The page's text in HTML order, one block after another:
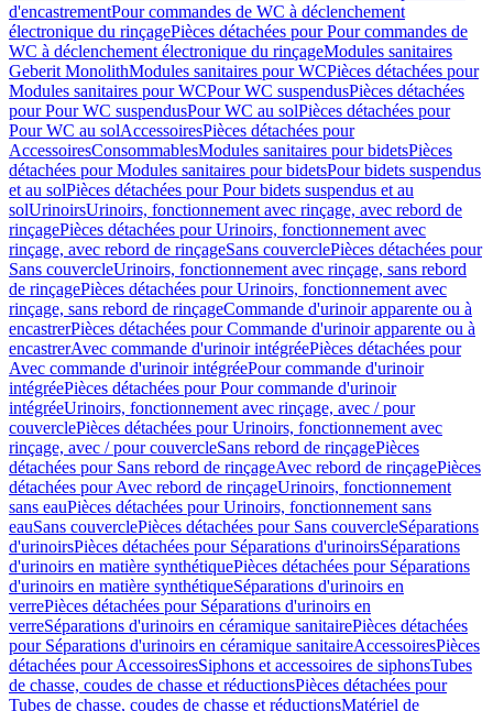
d'encastrementPour commandes de WC à déclenchement
électronique du rinçagePièces détachées pour Pour commandes de
WC à déclenchement électronique du rinçageModules sanitaires
Geberit MonolithModules sanitaires pour WCPièces détachées pour
Modules sanitaires pour WCPour WC suspendusPièces détachées
pour Pour WC suspendusPour WC au solPièces détachées pour
Pour WC au solAccessoiresPièces détachées pour
AccessoiresConsommablesModules sanitaires pour bidetsPièces
détachées pour Modules sanitaires pour bidetsPour bidets suspendus
et au solPièces détachées pour Pour bidets suspendus et au
solUrinoirsUrinoirs, fonctionnement avec rinçage, avec rebord de
rinçagePièces détachées pour Urinoirs, fonctionnement avec
rinçage, avec rebord de rinçageSans couverclePièces détachées pour
Sans couvercleUrinoirs, fonctionnement avec rinçage, sans rebord
de rinçagePièces détachées pour Urinoirs, fonctionnement avec
rinçage, sans rebord de rinçageCommande d'urinoir apparente ou à
encastrerPièces détachées pour Commande d'urinoir apparente ou à
encastrerAvec commande d'urinoir intégréePièces détachées pour
Avec commande d'urinoir intégréePour commande d'urinoir
intégréePièces détachées pour Pour commande d'urinoir
intégréeUrinoirs, fonctionnement avec rinçage, avec / pour
couverclePièces détachées pour Urinoirs, fonctionnement avec
rinçage, avec / pour couvercleSans rebord de rinçagePièces
détachées pour Sans rebord de rinçageAvec rebord de rinçagePièces
détachées pour Avec rebord de rinçageUrinoirs, fonctionnement
sans eauPièces détachées pour Urinoirs, fonctionnement sans
eauSans couverclePièces détachées pour Sans couvercleSéparations
d'urinoirsPièces détachées pour Séparations d'urinoirsSéparations
d'urinoirs en matière synthétiquePièces détachées pour Séparations
d'urinoirs en matière synthétiqueSéparations d'urinoirs en
verrePièces détachées pour Séparations d'urinoirs en
verreSéparations d'urinoirs en céramique sanitairePièces détachées
pour Séparations d'urinoirs en céramique sanitaireAccessoiresPièces
détachées pour AccessoiresSiphons et accessoires de siphonsTubes
de chasse, coudes de chasse et réductionsPièces détachées pour
Tubes de chasse, coudes de chasse et réductionsMatériel de